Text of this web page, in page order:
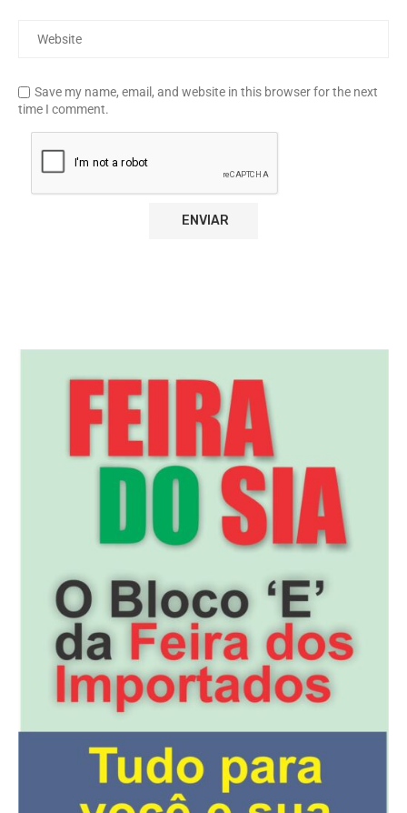
Save my name, email, and website in this browser for the next
time I comment.